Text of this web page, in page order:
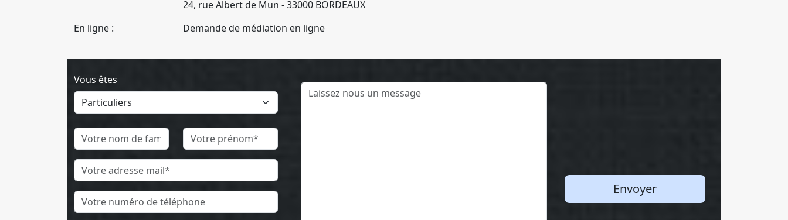
24, rue Albert de Mun - 33000 BORDEAUX
En ligne :
Demande de médiation en ligne
Vous êtes
Envoyer